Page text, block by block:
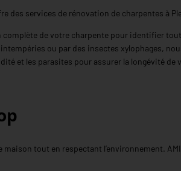
des services de rénovation de charpentes
de votre charpente pour identifier
ou par des insectes xylophages,
et les parasites pour assurer la longévité de
tout en respectant l’environnement.